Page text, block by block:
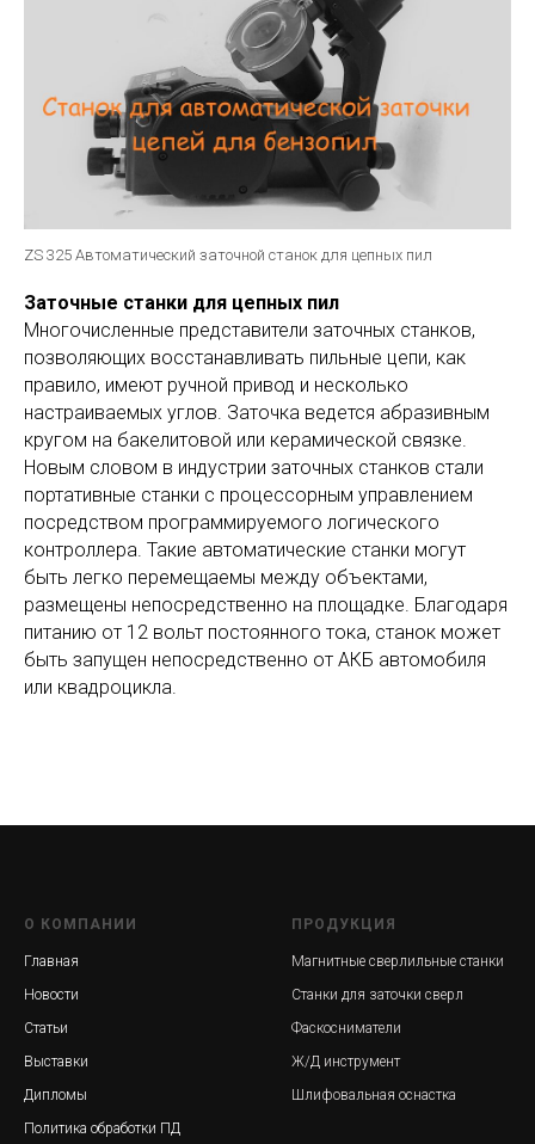
ZS 325 Автоматический заточной станок для цепных пил
Заточные станки для цепных пил
Многочисленные представители заточных станков,
позволяющих восстанавливать пильные цепи, как
правило, имеют ручной привод и несколько
настраиваемых углов. Заточка ведется абразивным
кругом на бакелитовой или керамической связке.
Новым словом в индустрии заточных станков стали
портативные станки с процессорным управлением
посредством программируемого логического
контроллера. Такие автоматические станки могут
быть легко перемещаемы между объектами,
размещены непосредственно на площадке. Благодаря
питанию от 12 вольт постоянного тока, станок может
быть запущен непосредственно от АКБ автомобиля
или квадроцикла.
О КОМПАНИИ
Главная
Новости
Статьи
Выставки
Дипломы
Политика обработки ПД
ПРОДУКЦИЯ
Магнитные сверлильные станки
Станки для заточки сверл
Фаскосниматели
Ж/Д инструмент
Шлифовальная оснастка